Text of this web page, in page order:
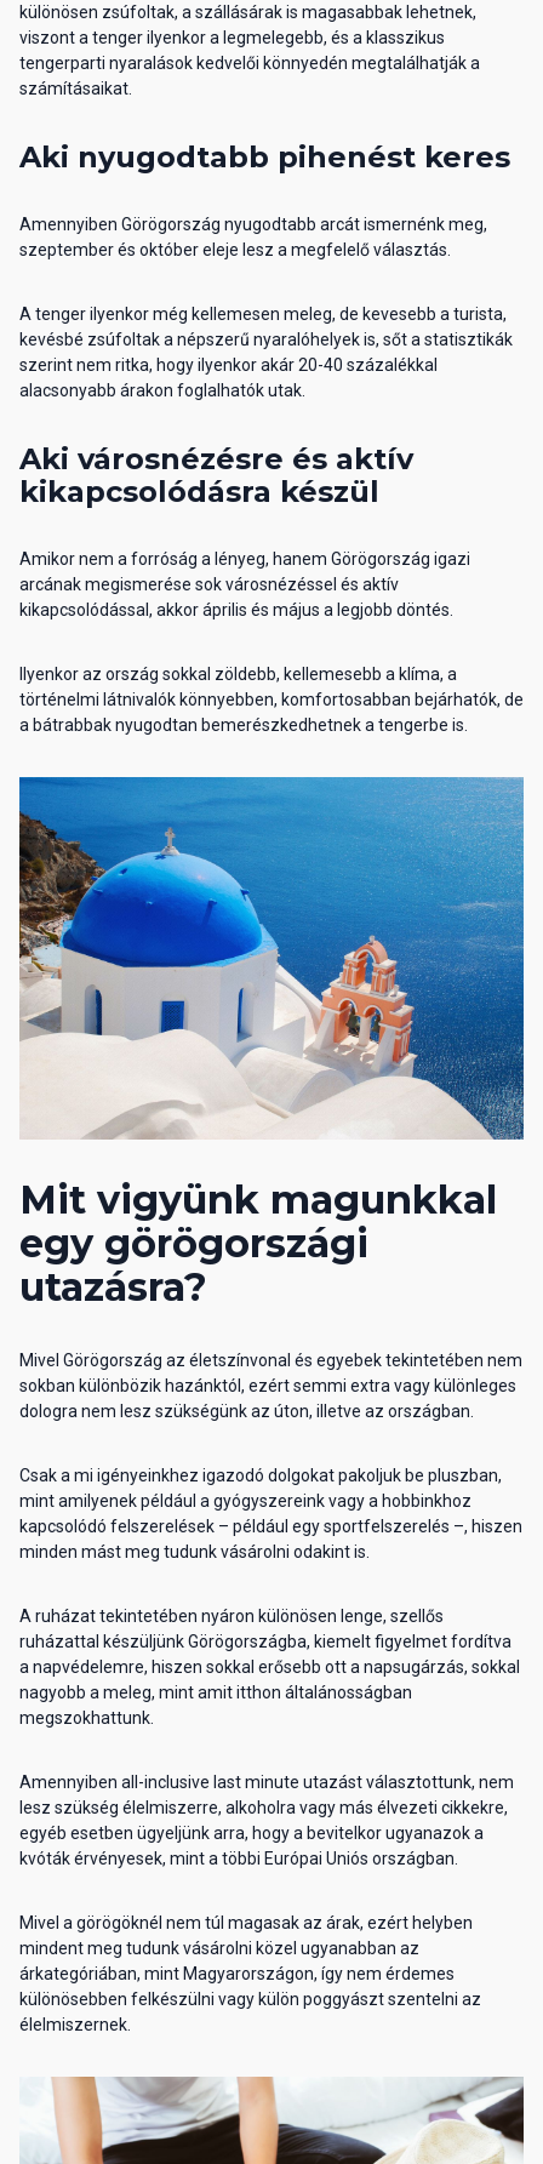
különösen zsúfoltak, a szállásárak is magasabbak lehetnek,
viszont a tenger ilyenkor a legmelegebb, és a klasszikus
tengerparti nyaralások kedvelői könnyedén megtalálhatják a
számításaikat.
Aki nyugodtabb pihenést keres
Amennyiben Görögország nyugodtabb arcát ismernénk meg,
szeptember és október eleje lesz a megfelelő választás.
A tenger ilyenkor még kellemesen meleg, de kevesebb a turista,
kevésbé zsúfoltak a népszerű nyaralóhelyek is, sőt a statisztikák
szerint nem ritka, hogy ilyenkor akár 20-40 százalékkal
alacsonyabb árakon foglalhatók utak.
Aki városnézésre és aktív
kikapcsolódásra készül
Amikor nem a forróság a lényeg, hanem Görögország igazi
arcának megismerése sok városnézéssel és aktív
kikapcsolódással, akkor április és május a legjobb döntés.
Ilyenkor az ország sokkal zöldebb, kellemesebb a klíma, a
történelmi látnivalók könnyebben, komfortosabban bejárhatók, de
a bátrabbak nyugodtan bemerészkedhetnek a tengerbe is.
Mit vigyünk magunkkal
egy görögországi
utazásra?
Mivel Görögország az életszínvonal és egyebek tekintetében nem
sokban különbözik hazánktól, ezért semmi extra vagy különleges
dologra nem lesz szükségünk az úton, illetve az országban.
Csak a mi igényeinkhez igazodó dolgokat pakoljuk be pluszban,
mint amilyenek például a gyógyszereink vagy a hobbinkhoz
kapcsolódó felszerelések – például egy sportfelszerelés –, hiszen
minden mást meg tudunk vásárolni odakint is.
A ruházat tekintetében nyáron különösen lenge, szellős
ruházattal készüljünk Görögországba, kiemelt figyelmet fordítva
a napvédelemre, hiszen sokkal erősebb ott a napsugárzás, sokkal
nagyobb a meleg, mint amit itthon általánosságban
megszokhattunk.
Amennyiben all-inclusive last minute utazást választottunk, nem
lesz szükség élelmiszerre, alkoholra vagy más élvezeti cikkekre,
egyéb esetben ügyeljünk arra, hogy a bevitelkor ugyanazok a
kvóták érvényesek, mint a többi Európai Uniós országban.
Mivel a görögöknél nem túl magasak az árak, ezért helyben
mindent meg tudunk vásárolni közel ugyanabban az
árkategóriában, mint Magyarországon, így nem érdemes
különösebben felkészülni vagy külön poggyászt szentelni az
élelmiszernek.